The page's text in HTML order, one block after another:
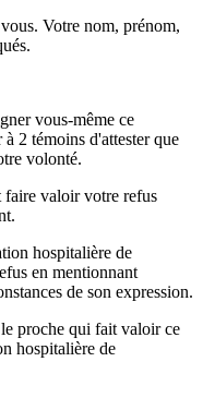
Votre nom, prénom,
vous-même ce
2 témoins d'attester que
volonté.
faire valoir votre refus
hospitalière de
en mentionnant
de son expression.
proche qui fait valoir ce
hospitalière de